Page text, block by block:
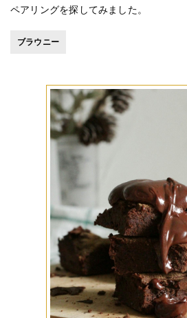
ペアリングを探してみました。
ブラウニー